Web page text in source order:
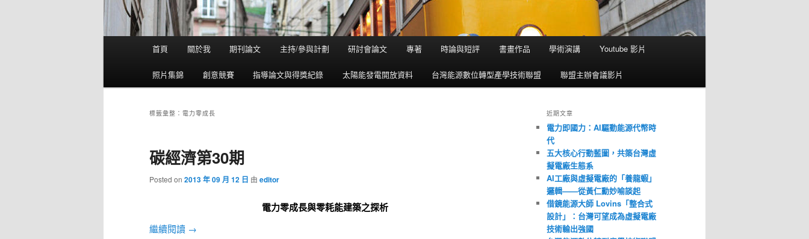
跳到主內容
跳到第二內容
首頁 關於我 期刊論文 主持/參與計劃 研討會論文 專著 時論與短評 書畫作品 學術演講 Youtube 影片
照片集錦 創意競賽 指導論文與得獎紀錄 太陽能發電開放資料 台灣能源數位轉型產學技術聯盟 聯盟主辦會議影片
標籤彙整： 電力零成長
碳經濟第30期
Posted on 2013 年 09 月 12 日 由 editor
電力零成長與零耗能建築之探析
繼續閱讀 →
近期文章
電力即國力：AI驅動能源代幣時
代
五大核心行動藍圖，共築台灣虛
擬電廠生態系
AI工廠與虛擬電廠的「養龍蝦」
邏輯——從黃仁勳妙喻談起
借鏡能源大師 Lovins「整合式
設計」：台灣可望成為虛擬電廠
技術輸出強國